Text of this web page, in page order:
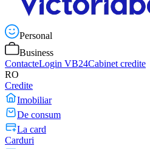
Personal
Business
ContacteLogin VB24Cabinet credite
RO
Credite
Imobiliar
De consum
La card
Carduri